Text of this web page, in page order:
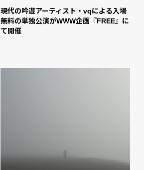
現代の吟遊アーティスト・vqによる入場
無料の単独公演がWWW企画『FREE』に
て開催